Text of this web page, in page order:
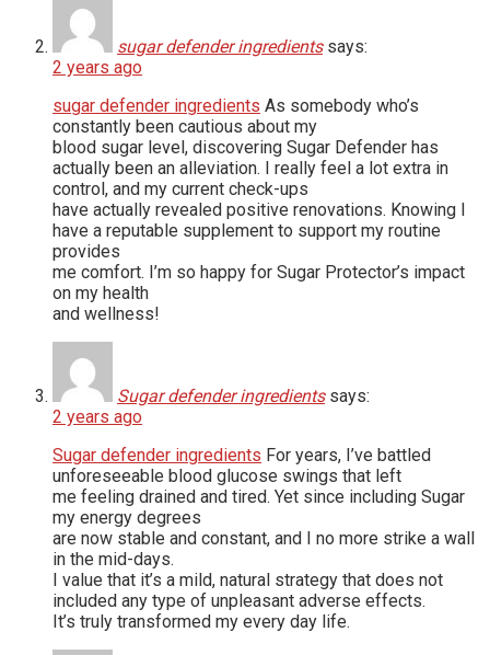
sugar defender ingredients says:
2 years ago
sugar defender ingredients As somebody who’s
constantly been cautious about my
blood sugar level, discovering Sugar Defender has
actually been an alleviation. I really feel a lot extra in
control, and my current check-ups
have actually revealed positive renovations. Knowing I
have a reputable supplement to support my routine
provides
me comfort. I’m so happy for Sugar Protector’s impact
on my health
and wellness!
Sugar defender ingredients says:
2 years ago
Sugar defender ingredients For years, I’ve battled
unforeseeable blood glucose swings that left
me feeling drained and tired. Yet since including Sugar
my energy degrees
are now stable and constant, and I no more strike a wall
in the mid-days.
I value that it’s a mild, natural strategy that does not
included any type of unpleasant adverse effects.
It’s truly transformed my every day life.